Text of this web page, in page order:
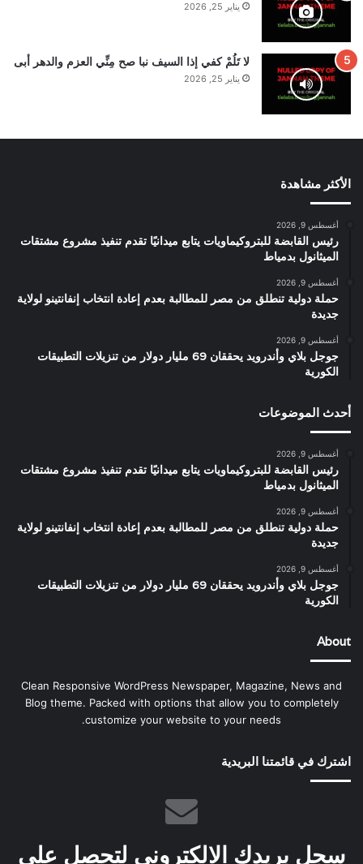
يناير 25, 2026
لا تَلُمْ كفي إذا السيف نبا صح مِنِّي العزم والدهر أبى
يناير 25, 2026
الأكثر مشاهدة
أغسطس 9, 2026
رئيس القابضة للبتروكيماويات يتابع ميدانيًا تقدم تنفيذ مشروع مشتقات
الميثانول بدمياط
أغسطس 9, 2026
حملة دولية تنطلق من مصر للمطالبة بعدم إعادة انتخاب إنفانتينو لولاية
جديدة
أغسطس 9, 2026
جوجل بلاي وأندرويد يحققان 69 مليار دولار من تنزيلات التطبيقات
الكورية
أحدث الموضوعات
أغسطس 9, 2026
رئيس القابضة للبتروكيماويات يتابع ميدانيًا تقدم تنفيذ مشروع مشتقات
الميثانول بدمياط
أغسطس 9, 2026
حملة دولية تنطلق من مصر للمطالبة بعدم إعادة انتخاب إنفانتينو لولاية
جديدة
أغسطس 9, 2026
جوجل بلاي وأندرويد يحققان 69 مليار دولار من تنزيلات التطبيقات
الكورية
About
Clean Responsive WordPress Newspaper, Magazine, News and
Blog theme. Packed with options that allow you to completely
customize your website to your needs.
اشترك في قائمتنا البريدية
سجل بريدك الالكتروني لتحصل على